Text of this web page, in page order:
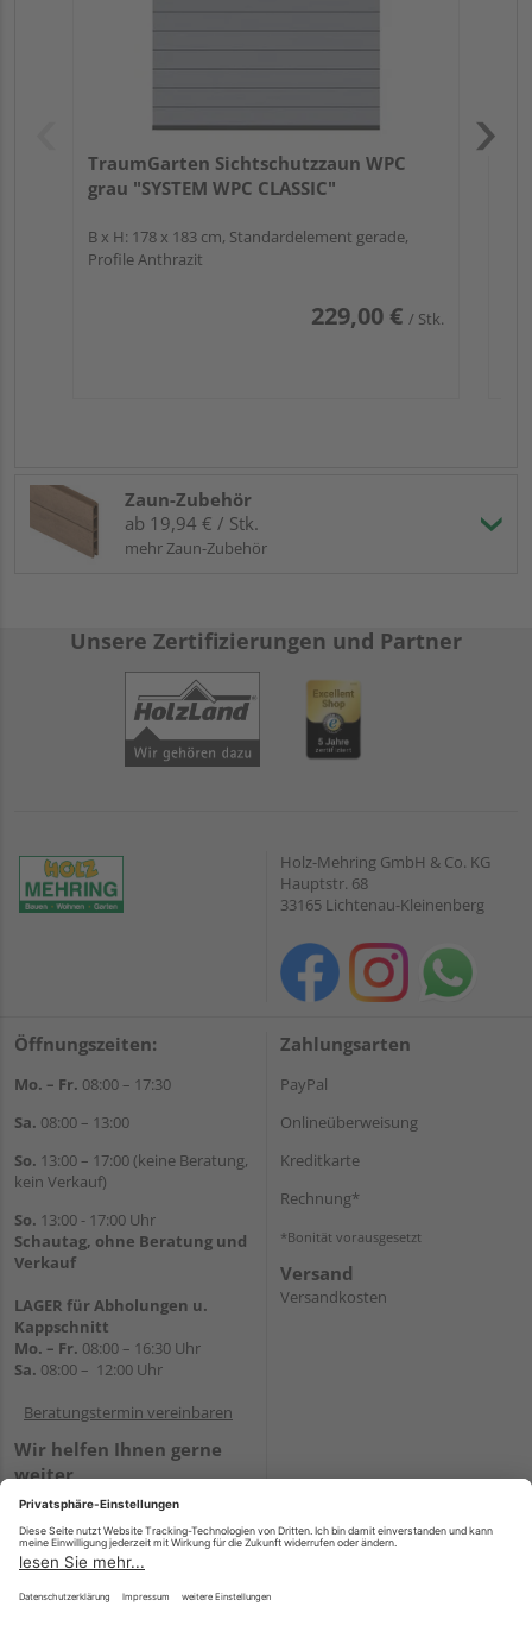
TraumGarten Sichtschutzzaun WPC
grau "SYSTEM WPC CLASSIC"
B x H: 178 x 183 cm, Standardelement gerade,
Profile Anthrazit
229,00 € / Stk.
Zaun-Zubehör
ab 19,94 € / Stk.
mehr Zaun-Zubehör
Unsere Zertifizierungen und Partner
Holz-Mehring GmbH & Co. KG
Hauptstr. 68
33165 Lichtenau-Kleinenberg
Öffnungszeiten:
Mo. – Fr. 08:00 – 17:30
Sa. 08:00 – 13:00
So. 13:00 – 17:00 (keine Beratung,
kein Verkauf)
So. 13:00 - 17:00 Uhr
Schautag, ohne Beratung und
Verkauf
LAGER für Abholungen u.
Kappschnitt
Mo. – Fr. 08:00 – 16:30 Uhr
Sa. 08:00 – 12:00 Uhr
Beratungstermin vereinbaren
Wir helfen Ihnen gerne
weiter
Tel.:+49 5647 94660
WhatsApp
Zahlungsarten
PayPal
Onlineüberweisung
Kreditkarte
Rechnung*
*Bonität vorausgesetzt
Versand
Versandkosten